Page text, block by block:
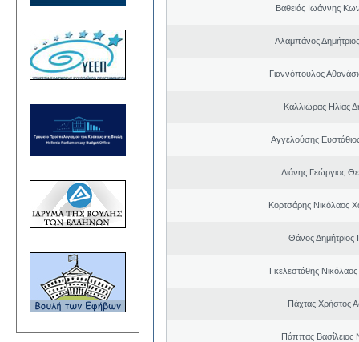
Βαθειάς Ιωάννης
Αλαμπάνος
Γιαννόπουλος
Καλλιώρας Ηλίας
Αγγελούσης
Λιάνης Γεώργιος
Κορτσάρης Νικόλαος
Θάνος Δημήτριος
Γκελεστάθης
Πάχτας Χρήστος
Πάππας Βασίλειος